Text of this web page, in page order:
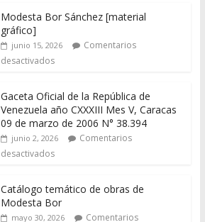
Modesta Bor Sánchez [material
gráfico]
junio 15, 2026
Comentarios
desactivados
Gaceta Oficial de la República de
Venezuela año CXXXIII Mes V, Caracas
09 de marzo de 2006 N° 38.394
junio 2, 2026
Comentarios
desactivados
Catálogo temático de obras de
Modesta Bor
mayo 30, 2026
Comentarios